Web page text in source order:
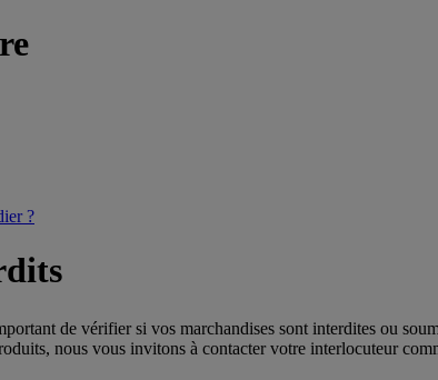
?
de vérifier si vos marchandises sont interdites ou
nous vous invitons à contacter votre interlocuteur